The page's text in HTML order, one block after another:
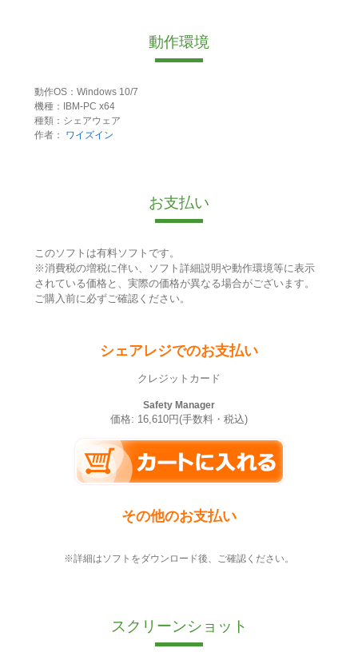
動作環境
動作OS：Windows 10/7
機種：IBM-PC x64
種類：シェアウェア
作者：
ワイズイン
お支払い
このソフトは有料ソフトです。
※消費税の増税に伴い、ソフト詳細説明や動作環境等に表示
されている価格と、実際の価格が異なる場合がございます。
ご購入前に必ずご確認ください。
シェアレジでのお支払い
クレジットカード
Safety Manager
価格: 16,610円(手数料・税込)
その他のお支払い
※詳細はソフトをダウンロード後、ご確認ください。
スクリーンショット